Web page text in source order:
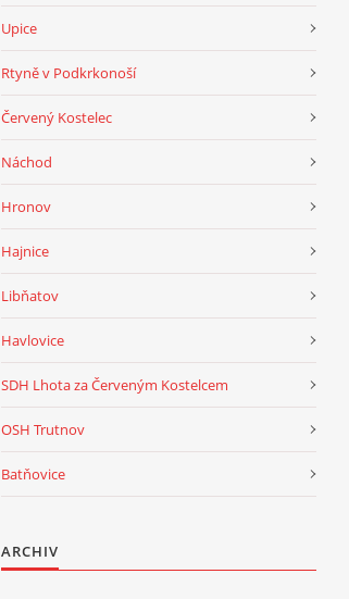
Upice
Rtyně v Podkrkonoší
Červený Kostelec
Náchod
Hronov
Hajnice
Libňatov
Havlovice
SDH Lhota za Červeným Kostelcem
OSH Trutnov
Batňovice
ARCHIV